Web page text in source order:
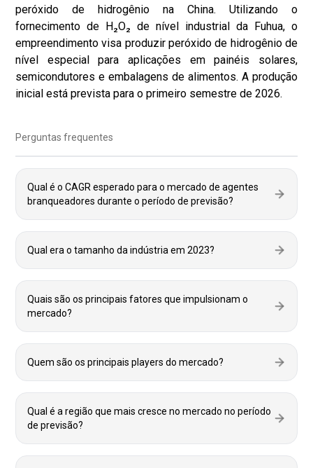
peróxido de hidrogênio na China. Utilizando o
fornecimento de H₂O₂ de nível industrial da Fuhua, o
empreendimento visa produzir peróxido de hidrogênio de
nível especial para aplicações em painéis solares,
semicondutores e embalagens de alimentos. A produção
inicial está prevista para o primeiro semestre de 2026.
Perguntas frequentes
Qual é o CAGR esperado para o mercado de agentes
branqueadores durante o período de previsão?
Qual era o tamanho da indústria em 2023?
Quais são os principais fatores que impulsionam o
mercado?
Quem são os principais players do mercado?
Qual é a região que mais cresce no mercado no período
de previsão?